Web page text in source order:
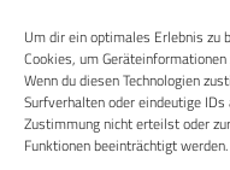
Um dir ein optimales Erlebnis zu
Cookies, um
Wenn du diesen Technologien
Surfverhalten oder eindeutige
Zustimmung nicht erteilst oder
Funktionen beeinträchtigt werden.
RECHTLICHES
Cookie-Richtlinie (EU)